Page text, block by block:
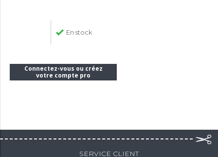
En stock
Connectez-vous ou créez
votre compte pro
SERVICE CLIENT